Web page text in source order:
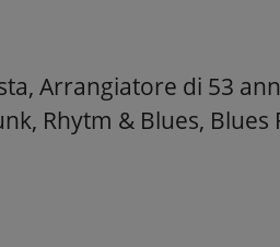
Arrangiatore di 53
Rhytm & Blues, Blues